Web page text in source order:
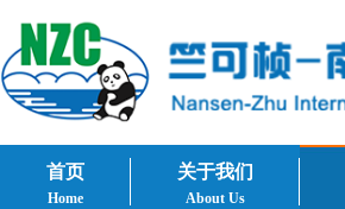
首页
Home
关于我们
About Us